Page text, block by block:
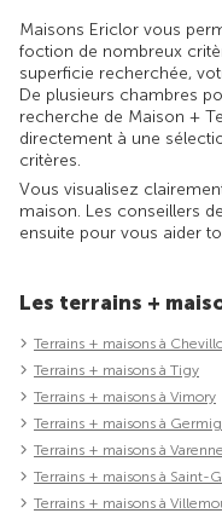
Maisons Ericlor vous
foction de nombreux
superficie recherchée,
De plusieurs chambres
recherche de Maison +
directement à une
critères.
Vous visualisez
maison. Les conseillers
ensuite pour vous aider
Les terrains +
Terrains + maisons à
Terrains + maisons à Tigy
Terrains + maisons à Vimory
Terrains + maisons à
Terrains + maisons à
Terrains + maisons à Saint-
Terrains + maisons à